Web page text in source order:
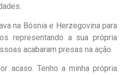
na Bósnia e Herzegovina para
representando a sua própria
acabaram presas na ação.
acaso. Tenho a minha própria